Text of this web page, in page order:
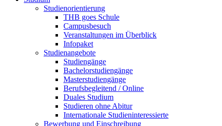
Studienorientierung
THB goes Schule
Campusbesuch
Veranstaltungen im Überblick
Infopaket
Studienangebote
Studiengänge
Bachelorstudiengänge
Masterstudiengänge
Berufsbegleitend / Online
Duales Studium
Studieren ohne Abitur
Internationale Studieninteressierte
Bewerbung und Einschreibung